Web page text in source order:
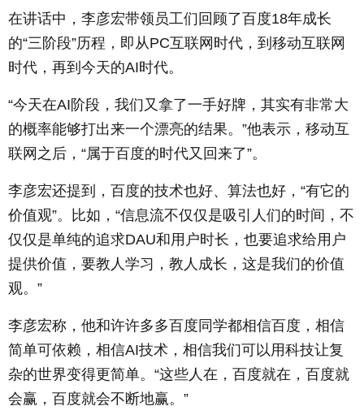
在讲话中，李彦宏带领员工们回顾了百度18年成长
的“三阶段”历程，即从PC互联网时代，到移动互联网
时代，再到今天的AI时代。
“今天在AI阶段，我们又拿了一手好牌，其实有非常大
的概率能够打出来一个漂亮的结果。”他表示，移动互
联网之后，“属于百度的时代又回来了”。
李彦宏还提到，百度的技术也好、算法也好，“有它的
价值观”。比如，“信息流不仅仅是吸引人们的时间，不
仅仅是单纯的追求DAU和用户时长，也要追求给用户
提供价值，要教人学习，教人成长，这是我们的价值
观。”
李彦宏称，他和许许多多百度同学都相信百度，相信
简单可依赖，相信AI技术，相信我们可以用科技让复
杂的世界变得更简单。“这些人在，百度就在，百度就
会赢，百度就会不断地赢。”